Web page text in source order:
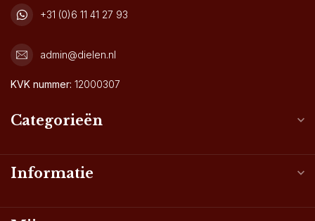
+31 (0)6 11 41 27 93
admin@dielen.nl
KVK nummer: 12000307
Categorieën
Informatie